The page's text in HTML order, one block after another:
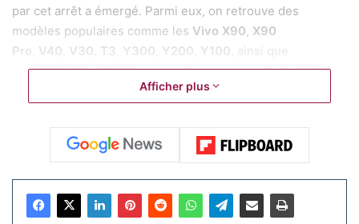
par cet arrêt a émergé. Parmi eux, on retrouve des
modèles populaires comme les Vivo X90, X90
Pro V40 V30 T3 Y300 Y200 Y100 , ainsi que
desiQOO 11etZ9. Ces appareils recevront Android 16
comme dernière mise à jour, mais continueront de
généralement un à deux ans selon les modèles.
La liste non officielle des modèles
concernés :
Afficher plus